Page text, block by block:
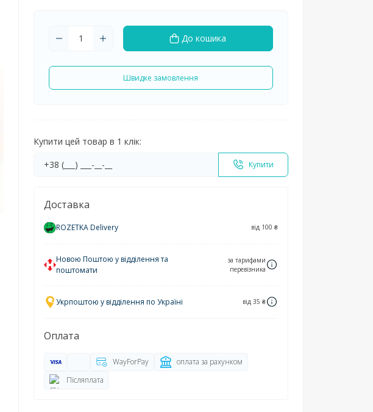
До кошика
Швидке замовлення
Купити цей товар в 1 клік:
Купити
Доставка
ROZETKA Delivery від 100 ₴
Новою Поштою у відділення та
поштомати
за тарифами
перевізника
Укрпоштою у відділення по Україні від 35 ₴
Оплата
WayForPay
оплата за рахунком
Післяплата